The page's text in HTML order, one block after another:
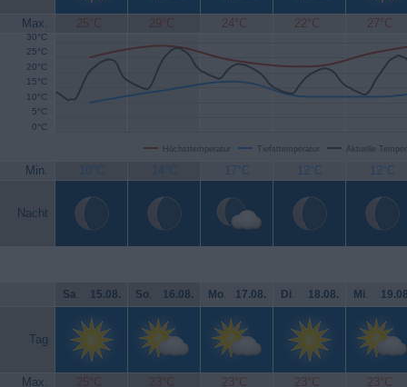
Max. 25°C 29°C 24°C 22°C 27°C
Höchsttemperatur Tiefsttemperatur Aktuelle
0°C
5°C
10°C
15°C
20°C
25°C
30°C
Min. 10°C 14°C 17°C 12°C 12°C
Nacht
Sa. 15.08. So. 16.08. Mo. 17.08. Di. 18.08. Mi.
Tag
Max. 25°C 23°C 23°C 23°C 23°C